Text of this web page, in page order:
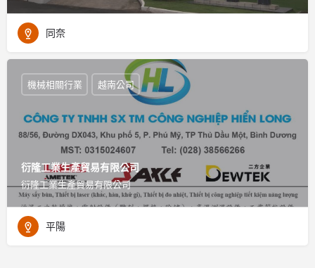
同奈
衍隆工業生產貿易有限公司
衍隆工業生產貿易有限公司
機械相關行業 越南公司
平陽